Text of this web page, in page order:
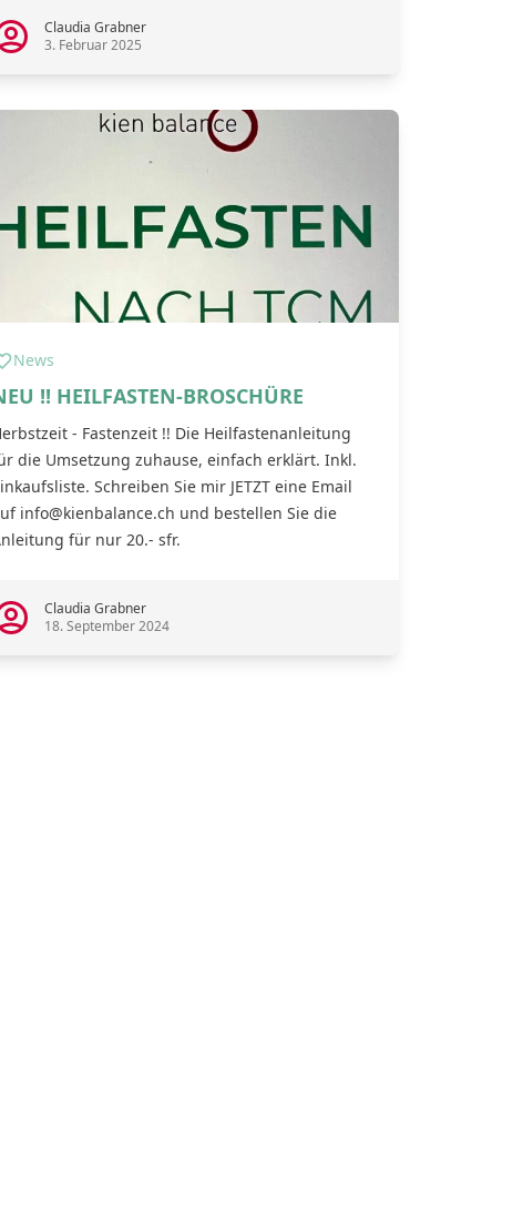
Claudia Grabner
3. Februar 2025
News
!! HEILFASTEN-BROSCHÜRE
- Fastenzeit !! Die Heilfastenanleitung
die Umsetzung zuhause, einfach erklärt. Inkl.
Schreiben Sie mir JETZT eine Email
info@kienbalance.ch und bestellen Sie die
für nur 20.- sfr.
Claudia Grabner
18. September 2024